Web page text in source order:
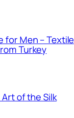
for Men – Textile
Turkey
Art of the Silk